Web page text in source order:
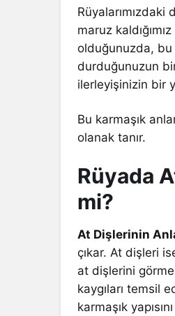
maruz
olduğunuzda, bu
durduğunuzun
ilerleyişinizin bir
Bu karmaşık
olanak tanır.
Rüyada
mi?
At Dişlerinin
çıkar. At dişleri
at dişlerini
kaygıları temsil
karmaşık